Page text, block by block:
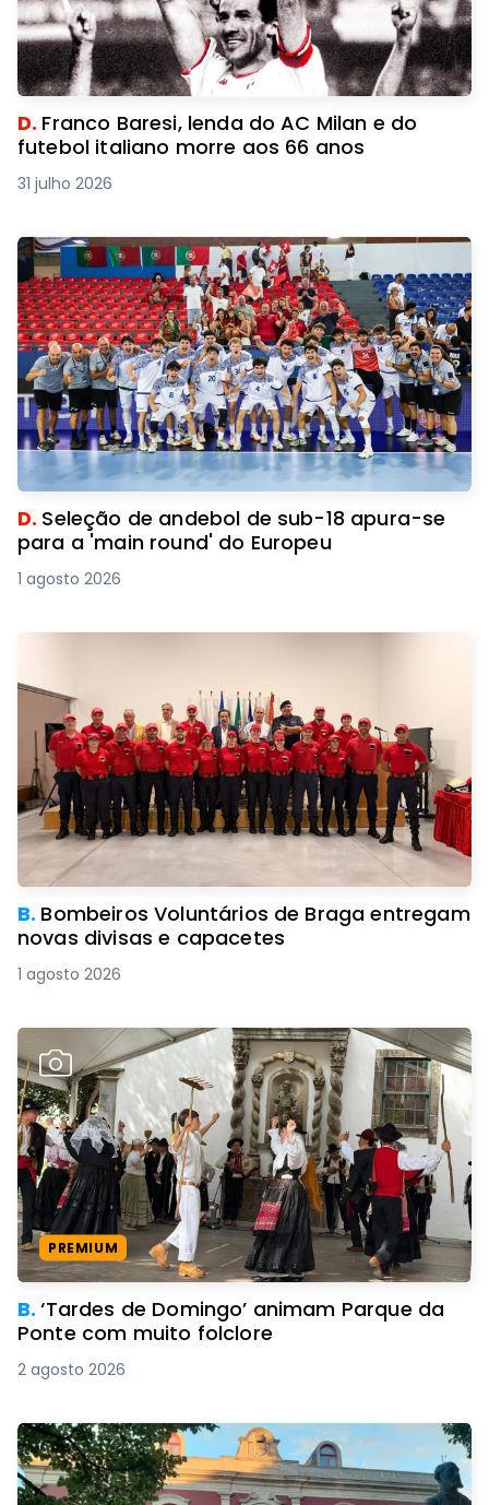
D. Franco Baresi, lenda do AC Milan e do
futebol italiano morre aos 66 anos
31 julho 2026
D. Seleção de andebol de sub-18 apura-se
para a 'main round' do Europeu
1 agosto 2026
B. Bombeiros Voluntários de Braga entregam
novas divisas e capacetes
1 agosto 2026
PREMIUM
B.‘Tardes de Domingo’ animam Parque da
Ponte com muito folclore
2 agosto 2026